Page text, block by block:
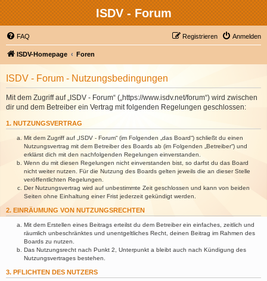
ISDV - Forum
FAQ Anmelden
Registrieren
ISDV-Homepage Foren
ISDV - Forum - Nutzungsbedingungen
Mit dem Zugriff auf „ISDV - Forum“ („https://www.isdv.net/forum“) wird zwischen
dir und dem Betreiber ein Vertrag mit folgenden Regelungen geschlossen:
1. NUTZUNGSVERTRAG
Mit dem Zugriff auf „ISDV - Forum“ (im Folgenden „das Board“) schließt du einen
Nutzungsvertrag mit dem Betreiber des Boards ab (im Folgenden „Betreiber“) und
erklärst dich mit den nachfolgenden Regelungen einverstanden.
Wenn du mit diesen Regelungen nicht einverstanden bist, so darfst du das Board
nicht weiter nutzen. Für die Nutzung des Boards gelten jeweils die an dieser Stelle
veröffentlichten Regelungen.
Der Nutzungsvertrag wird auf unbestimmte Zeit geschlossen und kann von beiden
Seiten ohne Einhaltung einer Frist jederzeit gekündigt werden.
2. EINRÄUMUNG VON NUTZUNGSRECHTEN
Mit dem Erstellen eines Beitrags erteilst du dem Betreiber ein einfaches, zeitlich und
räumlich unbeschränktes und unentgeltliches Recht, deinen Beitrag im Rahmen des
Boards zu nutzen.
Das Nutzungsrecht nach Punkt 2, Unterpunkt a bleibt auch nach Kündigung des
Nutzungsvertrages bestehen.
3. PFLICHTEN DES NUTZERS